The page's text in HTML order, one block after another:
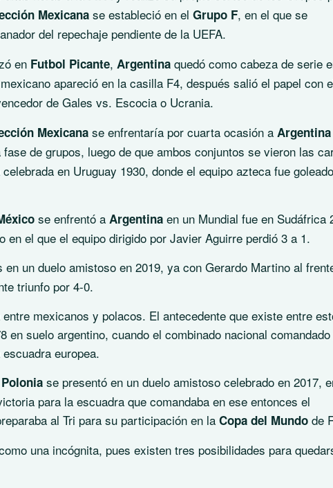
Mexicana se estableció en el Grupo F, en el que se
del repechaje pendiente de la UEFA.
en Futbol Picante, Argentina quedó como cabeza de serie
apareció en la casilla F4, después salió el papel con
de Gales vs. Escocia o Ucrania.
Mexicana se enfrentaría por cuarta ocasión a Argentina
fase de grupos, luego de que ambos conjuntos se vieron las
en Uruguay 1930, donde el equipo azteca fue
se enfrentó a Argentina en un Mundial fue en Sudáfrica
el que el equipo dirigido por Javier Aguirre perdió 3 a 1.
un duelo amistoso en 2019, ya con Gerardo Martino al
triunfo por 4-0.
mexicanos y polacos. El antecedente que existe entre
en suelo argentino, cuando el combinado nacional
europea.
Polonia se presentó en un duelo amistoso celebrado en 2017,
para la escuadra que comandaba en ese entonces el
al Tri para su participación en la Copa del Mundo de
una incógnita, pues existen tres posibilidades para